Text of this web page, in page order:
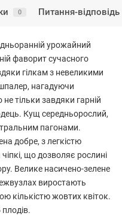
0 Питання-відповідь
урожайний
фаворит сучасного
гілкам з невеликими
нагадуючи
тільки завдяки гарній
Кущ середньорослий,
пагонами.
добре, з легкістю
що дозволяє рослині
Велике насичено-зелене
виростають
кількістю жовтих квіток.